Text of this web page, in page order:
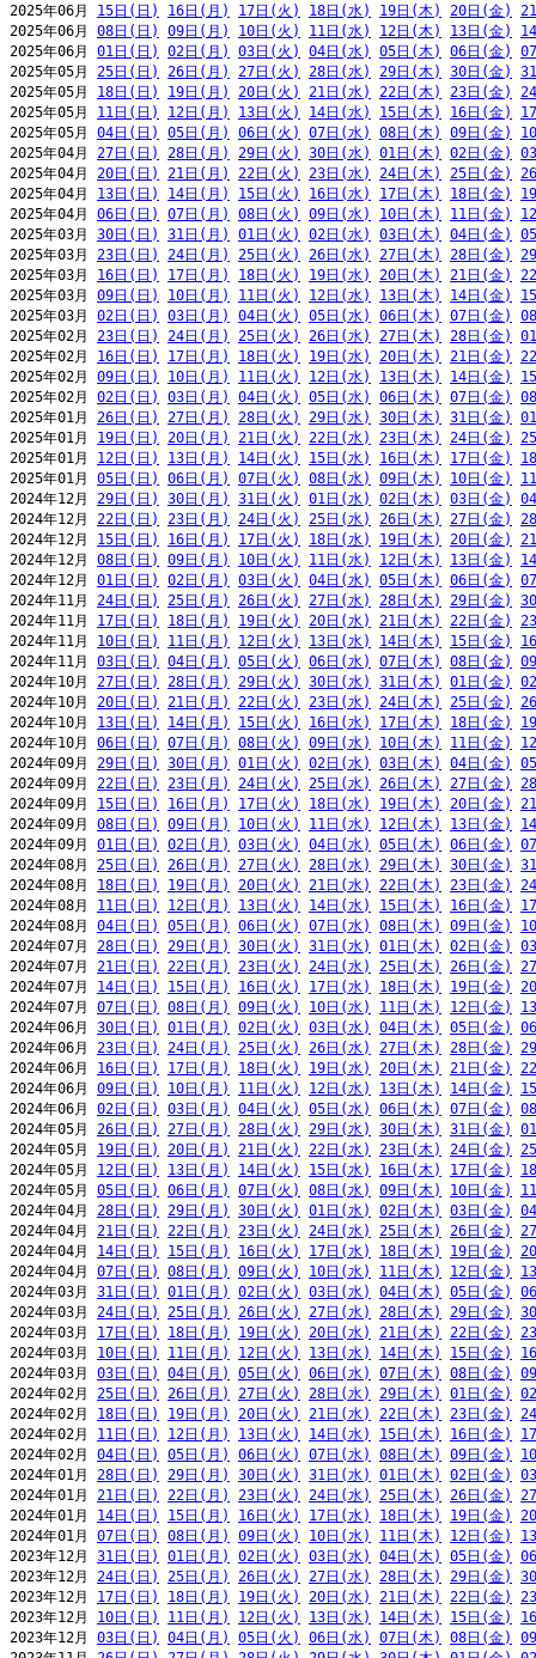
2025年06月 15日(日) 16日(月) 17日(火) 18日(水) 19日(木) 20日(金)
2025年06月 08日(日) 09日(月) 10日(火) 11日(水) 12日(木) 13日(金)
2025年06月 01日(日) 02日(月) 03日(火) 04日(水) 05日(木) 06日(金)
2025年05月 25日(日) 26日(月) 27日(火) 28日(水) 29日(木) 30日(金)
2025年05月 18日(日) 19日(月) 20日(火) 21日(水) 22日(木) 23日(金)
2025年05月 11日(日) 12日(月) 13日(火) 14日(水) 15日(木) 16日(金)
2025年05月 04日(日) 05日(月) 06日(火) 07日(水) 08日(木) 09日(金)
2025年04月 27日(日) 28日(月) 29日(火) 30日(水) 01日(木) 02日(金)
2025年04月 20日(日) 21日(月) 22日(火) 23日(水) 24日(木) 25日(金)
2025年04月 13日(日) 14日(月) 15日(火) 16日(水) 17日(木) 18日(金)
2025年04月 06日(日) 07日(月) 08日(火) 09日(水) 10日(木) 11日(金)
2025年03月 30日(日) 31日(月) 01日(火) 02日(水) 03日(木) 04日(金)
2025年03月 23日(日) 24日(月) 25日(火) 26日(水) 27日(木) 28日(金)
2025年03月 16日(日) 17日(月) 18日(火) 19日(水) 20日(木) 21日(金)
2025年03月 09日(日) 10日(月) 11日(火) 12日(水) 13日(木) 14日(金)
2025年03月 02日(日) 03日(月) 04日(火) 05日(水) 06日(木) 07日(金)
2025年02月 23日(日) 24日(月) 25日(火) 26日(水) 27日(木) 28日(金)
2025年02月 16日(日) 17日(月) 18日(火) 19日(水) 20日(木) 21日(金)
2025年02月 09日(日) 10日(月) 11日(火) 12日(水) 13日(木) 14日(金)
2025年02月 02日(日) 03日(月) 04日(火) 05日(水) 06日(木) 07日(金)
2025年01月 26日(日) 27日(月) 28日(火) 29日(水) 30日(木) 31日(金)
2025年01月 19日(日) 20日(月) 21日(火) 22日(水) 23日(木) 24日(金)
2025年01月 12日(日) 13日(月) 14日(火) 15日(水) 16日(木) 17日(金)
2025年01月 05日(日) 06日(月) 07日(火) 08日(水) 09日(木) 10日(金)
2024年12月 29日(日) 30日(月) 31日(火) 01日(水) 02日(木) 03日(金)
2024年12月 22日(日) 23日(月) 24日(火) 25日(水) 26日(木) 27日(金)
2024年12月 15日(日) 16日(月) 17日(火) 18日(水) 19日(木) 20日(金)
2024年12月 08日(日) 09日(月) 10日(火) 11日(水) 12日(木) 13日(金)
2024年12月 01日(日) 02日(月) 03日(火) 04日(水) 05日(木) 06日(金)
2024年11月 24日(日) 25日(月) 26日(火) 27日(水) 28日(木) 29日(金)
2024年11月 17日(日) 18日(月) 19日(火) 20日(水) 21日(木) 22日(金)
2024年11月 10日(日) 11日(月) 12日(火) 13日(水) 14日(木) 15日(金)
2024年11月 03日(日) 04日(月) 05日(火) 06日(水) 07日(木) 08日(金)
2024年10月 27日(日) 28日(月) 29日(火) 30日(水) 31日(木) 01日(金)
2024年10月 20日(日) 21日(月) 22日(火) 23日(水) 24日(木) 25日(金)
2024年10月 13日(日) 14日(月) 15日(火) 16日(水) 17日(木) 18日(金)
2024年10月 06日(日) 07日(月) 08日(火) 09日(水) 10日(木) 11日(金)
2024年09月 29日(日) 30日(月) 01日(火) 02日(水) 03日(木) 04日(金)
2024年09月 22日(日) 23日(月) 24日(火) 25日(水) 26日(木) 27日(金)
2024年09月 15日(日) 16日(月) 17日(火) 18日(水) 19日(木) 20日(金)
2024年09月 08日(日) 09日(月) 10日(火) 11日(水) 12日(木) 13日(金)
2024年09月 01日(日) 02日(月) 03日(火) 04日(水) 05日(木) 06日(金)
2024年08月 25日(日) 26日(月) 27日(火) 28日(水) 29日(木) 30日(金)
2024年08月 18日(日) 19日(月) 20日(火) 21日(水) 22日(木) 23日(金)
2024年08月 11日(日) 12日(月) 13日(火) 14日(水) 15日(木) 16日(金)
2024年08月 04日(日) 05日(月) 06日(火) 07日(水) 08日(木) 09日(金)
2024年07月 28日(日) 29日(月) 30日(火) 31日(水) 01日(木) 02日(金)
2024年07月 21日(日) 22日(月) 23日(火) 24日(水) 25日(木) 26日(金)
2024年07月 14日(日) 15日(月) 16日(火) 17日(水) 18日(木) 19日(金)
2024年07月 07日(日) 08日(月) 09日(火) 10日(水) 11日(木) 12日(金)
2024年06月 30日(日) 01日(月) 02日(火) 03日(水) 04日(木) 05日(金)
2024年06月 23日(日) 24日(月) 25日(火) 26日(水) 27日(木) 28日(金)
2024年06月 16日(日) 17日(月) 18日(火) 19日(水) 20日(木) 21日(金)
2024年06月 09日(日) 10日(月) 11日(火) 12日(水) 13日(木) 14日(金)
2024年06月 02日(日) 03日(月) 04日(火) 05日(水) 06日(木) 07日(金)
2024年05月 26日(日) 27日(月) 28日(火) 29日(水) 30日(木) 31日(金)
2024年05月 19日(日) 20日(月) 21日(火) 22日(水) 23日(木) 24日(金)
2024年05月 12日(日) 13日(月) 14日(火) 15日(水) 16日(木) 17日(金)
2024年05月 05日(日) 06日(月) 07日(火) 08日(水) 09日(木) 10日(金)
2024年04月 28日(日) 29日(月) 30日(火) 01日(水) 02日(木) 03日(金)
2024年04月 21日(日) 22日(月) 23日(火) 24日(水) 25日(木) 26日(金)
2024年04月 14日(日) 15日(月) 16日(火) 17日(水) 18日(木) 19日(金)
2024年04月 07日(日) 08日(月) 09日(火) 10日(水) 11日(木) 12日(金)
2024年03月 31日(日) 01日(月) 02日(火) 03日(水) 04日(木) 05日(金)
2024年03月 24日(日) 25日(月) 26日(火) 27日(水) 28日(木) 29日(金)
2024年03月 17日(日) 18日(月) 19日(火) 20日(水) 21日(木) 22日(金)
2024年03月 10日(日) 11日(月) 12日(火) 13日(水) 14日(木) 15日(金)
2024年03月 03日(日) 04日(月) 05日(火) 06日(水) 07日(木) 08日(金)
2024年02月 25日(日) 26日(月) 27日(火) 28日(水) 29日(木) 01日(金)
2024年02月 18日(日) 19日(月) 20日(火) 21日(水) 22日(木) 23日(金)
2024年02月 11日(日) 12日(月) 13日(火) 14日(水) 15日(木) 16日(金)
2024年02月 04日(日) 05日(月) 06日(火) 07日(水) 08日(木) 09日(金)
2024年01月 28日(日) 29日(月) 30日(火) 31日(水) 01日(木) 02日(金)
2024年01月 21日(日) 22日(月) 23日(火) 24日(水) 25日(木) 26日(金)
2024年01月 14日(日) 15日(月) 16日(火) 17日(水) 18日(木) 19日(金)
2024年01月 07日(日) 08日(月) 09日(火) 10日(水) 11日(木) 12日(金)
2023年12月 31日(日) 01日(月) 02日(火) 03日(水) 04日(木) 05日(金)
2023年12月 24日(日) 25日(月) 26日(火) 27日(水) 28日(木) 29日(金)
2023年12月 17日(日) 18日(月) 19日(火) 20日(水) 21日(木) 22日(金)
2023年12月 10日(日) 11日(月) 12日(火) 13日(水) 14日(木) 15日(金)
2023年12月 03日(日) 04日(月) 05日(火) 06日(水) 07日(木) 08日(金)